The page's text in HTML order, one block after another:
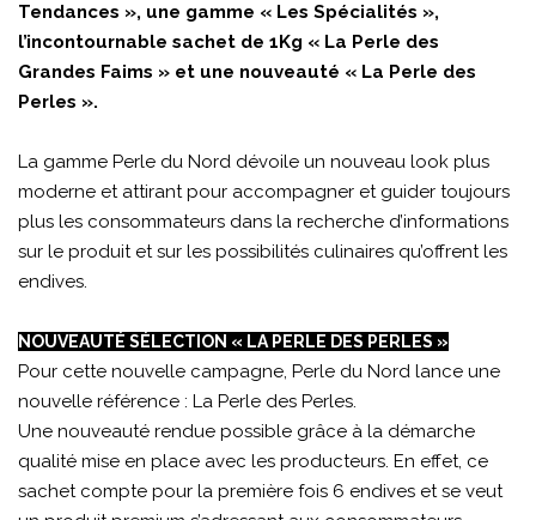
Tendances », une gamme « Les Spécialités »,
l’incontournable sachet de 1Kg « La Perle des
Grandes Faims » et une nouveauté « La Perle des
Perles ».
La gamme Perle du Nord dévoile un nouveau look plus
moderne et attirant pour accompagner et guider toujours
plus les consommateurs dans la recherche d’informations
sur le produit et sur les possibilités culinaires qu’offrent les
endives.
NOUVEAUTÉ SÉLECTION « LA PERLE DES PERLES »
Pour cette nouvelle campagne, Perle du Nord lance une
nouvelle référence : La Perle des Perles.
Une nouveauté rendue possible grâce à la démarche
qualité mise en place avec les producteurs. En effet, ce
sachet compte pour la première fois 6 endives et se veut